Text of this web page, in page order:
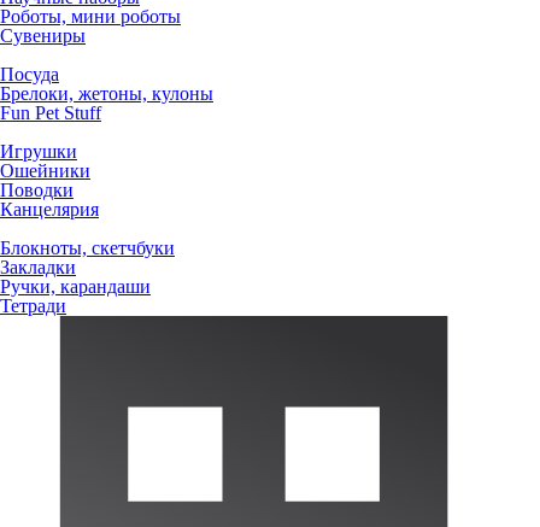
Роботы, мини роботы
Сувениры
Посуда
Брелоки, жетоны, кулоны
Fun Pet Stuff
Игрушки
Ошейники
Поводки
Канцелярия
Блокноты, скетчбуки
Закладки
Ручки, карандаши
Тетради